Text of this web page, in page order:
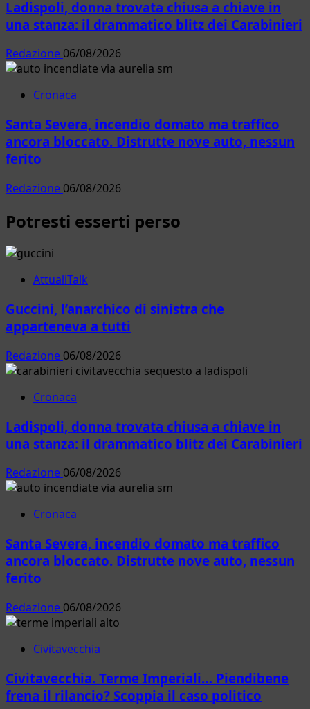
Ladispoli, donna trovata chiusa a chiave in
una stanza: il drammatico blitz dei Carabinieri
Redazione 06/08/2026
Cronaca
Santa Severa, incendio domato ma traffico
ancora bloccato. Distrutte nove auto, nessun
ferito
Redazione 06/08/2026
Potresti esserti perso
AttualiTalk
Guccini, l’anarchico di sinistra che
apparteneva a tutti
Redazione 06/08/2026
Cronaca
Ladispoli, donna trovata chiusa a chiave in
una stanza: il drammatico blitz dei Carabinieri
Redazione 06/08/2026
Cronaca
Santa Severa, incendio domato ma traffico
ancora bloccato. Distrutte nove auto, nessun
ferito
Redazione 06/08/2026
Civitavecchia
Civitavecchia. Terme Imperiali… Piendibene
frena il rilancio? Scoppia il caso politico